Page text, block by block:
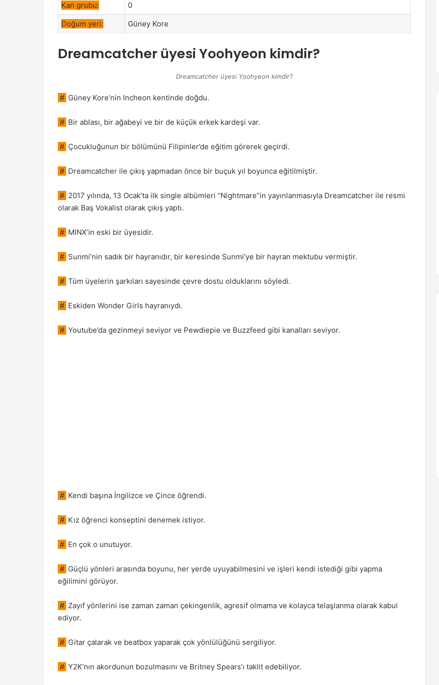
Kan grubu:
0
Doğum yeri:
Güney Kore
Dreamcatcher üyesi Yoohyeon kimdir?
Dreamcatcher üyesi Yoohyeon kimdir?
# Güney Kore’nin Incheon kentinde doğdu.
# Bir ablası, bir ağabeyi ve bir de küçük erkek kardeşi var.
# Çocukluğunun bir bölümünü Filipinler’de eğitim görerek geçirdi.
# Dreamcatcher ile çıkış yapmadan önce bir buçuk yıl boyunca eğitilmiştir.
# 2017 yılında, 13 Ocak’ta ilk single albümleri “Nightmare”in yayınlanmasıyla Dreamcatcher ile resmi
olarak Baş Vokalist olarak çıkış yaptı.
# MINX’in eski bir üyesidir.
# Sunmi’nin sadık bir hayranıdır, bir keresinde Sunmi’ye bir hayran mektubu vermiştir.
# Tüm üyelerin şarkıları sayesinde çevre dostu olduklarını söyledi.
# Eskiden Wonder Girls hayranıydı.
# Youtube’da gezinmeyi seviyor ve Pewdiepie ve Buzzfeed gibi kanalları seviyor.
# Kendi başına İngilizce ve Çince öğrendi.
# Kız öğrenci konseptini denemek istiyor.
# En çok o unutuyor.
# Güçlü yönleri arasında boyunu, her yerde uyuyabilmesini ve işleri kendi istediği gibi yapma
eğilimini görüyor.
# Zayıf yönlerini ise zaman zaman çekingenlik, agresif olmama ve kolayca telaşlanma olarak kabul
ediyor.
# Gitar çalarak ve beatbox yaparak çok yönlülüğünü sergiliyor.
# Y2K’nın akordunun bozulmasını ve Britney Spears’ı taklit edebiliyor.